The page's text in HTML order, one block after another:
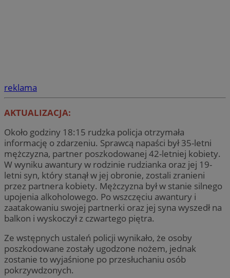
reklama
AKTUALIZACJA:
Około godziny 18:15 rudzka policja otrzymała
informację o zdarzeniu. Sprawcą napaści był 35-letni
mężczyzna, partner poszkodowanej 42-letniej kobiety.
W wyniku awantury w rodzinie rudzianka oraz jej 19-
letni syn, który stanął w jej obronie, zostali zranieni
przez partnera kobiety. Mężczyzna był w stanie silnego
upojenia alkoholowego. Po wszczęciu awantury i
zaatakowaniu swojej partnerki oraz jej syna wyszedł na
balkon i wyskoczył z czwartego piętra.
Ze wstępnych ustaleń policji wynikało, że osoby
poszkodowane zostały ugodzone nożem, jednak
zostanie to wyjaśnione po przesłuchaniu osób
pokrzywdzonych.